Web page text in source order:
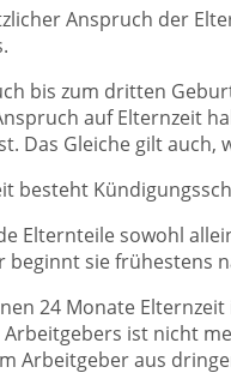
Anspruch der
bis zum dritten
auf Elternzeit
Das Gleiche gilt
besteht
Elternteile sowohl
beginnt sie frühestens
24 Monate
Arbeitgebers ist nicht
Arbeitgeber aus